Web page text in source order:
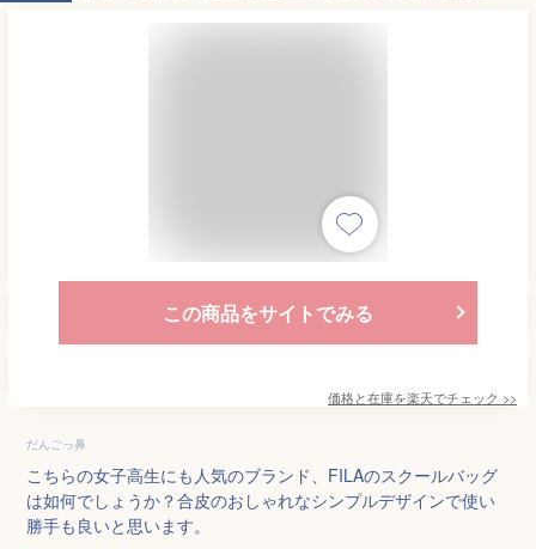
この商品をサイトでみる
価格と在庫を楽天でチェック >>
だんごっ鼻
こちらの女子高生にも人気のブランド、FILAのスクールバッグ
は如何でしょうか？合皮のおしゃれなシンプルデザインで使い
勝手も良いと思います。